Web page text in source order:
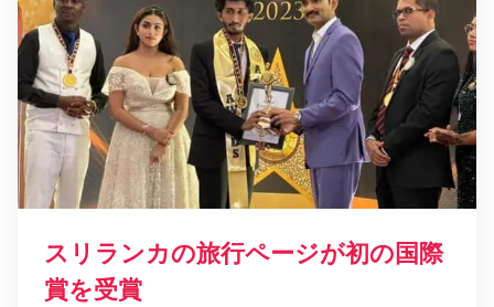
スリランカの旅行ページが初の国際
賞を受賞